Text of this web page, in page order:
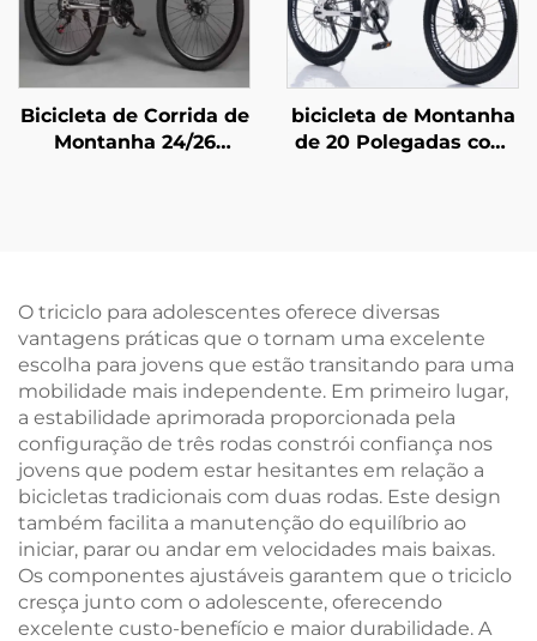
Bicicleta de Corrida de
Montanha 24/26
para Corrida Off-Road
bicicleta de Montanha
de 20 Polegadas com
Comuns
O triciclo para adolescentes oferece diversas
vantagens práticas que o tornam uma excelente
escolha para jovens que estão transitando para uma
mobilidade mais independente. Em primeiro lugar,
a estabilidade aprimorada proporcionada pela
configuração de três rodas constrói confiança nos
jovens que podem estar hesitantes em relação a
bicicletas tradicionais com duas rodas. Este design
também facilita a manutenção do equilíbrio ao
iniciar, parar ou andar em velocidades mais baixas.
Os componentes ajustáveis garantem que o triciclo
cresça junto com o adolescente, oferecendo
excelente custo-benefício e maior durabilidade. A